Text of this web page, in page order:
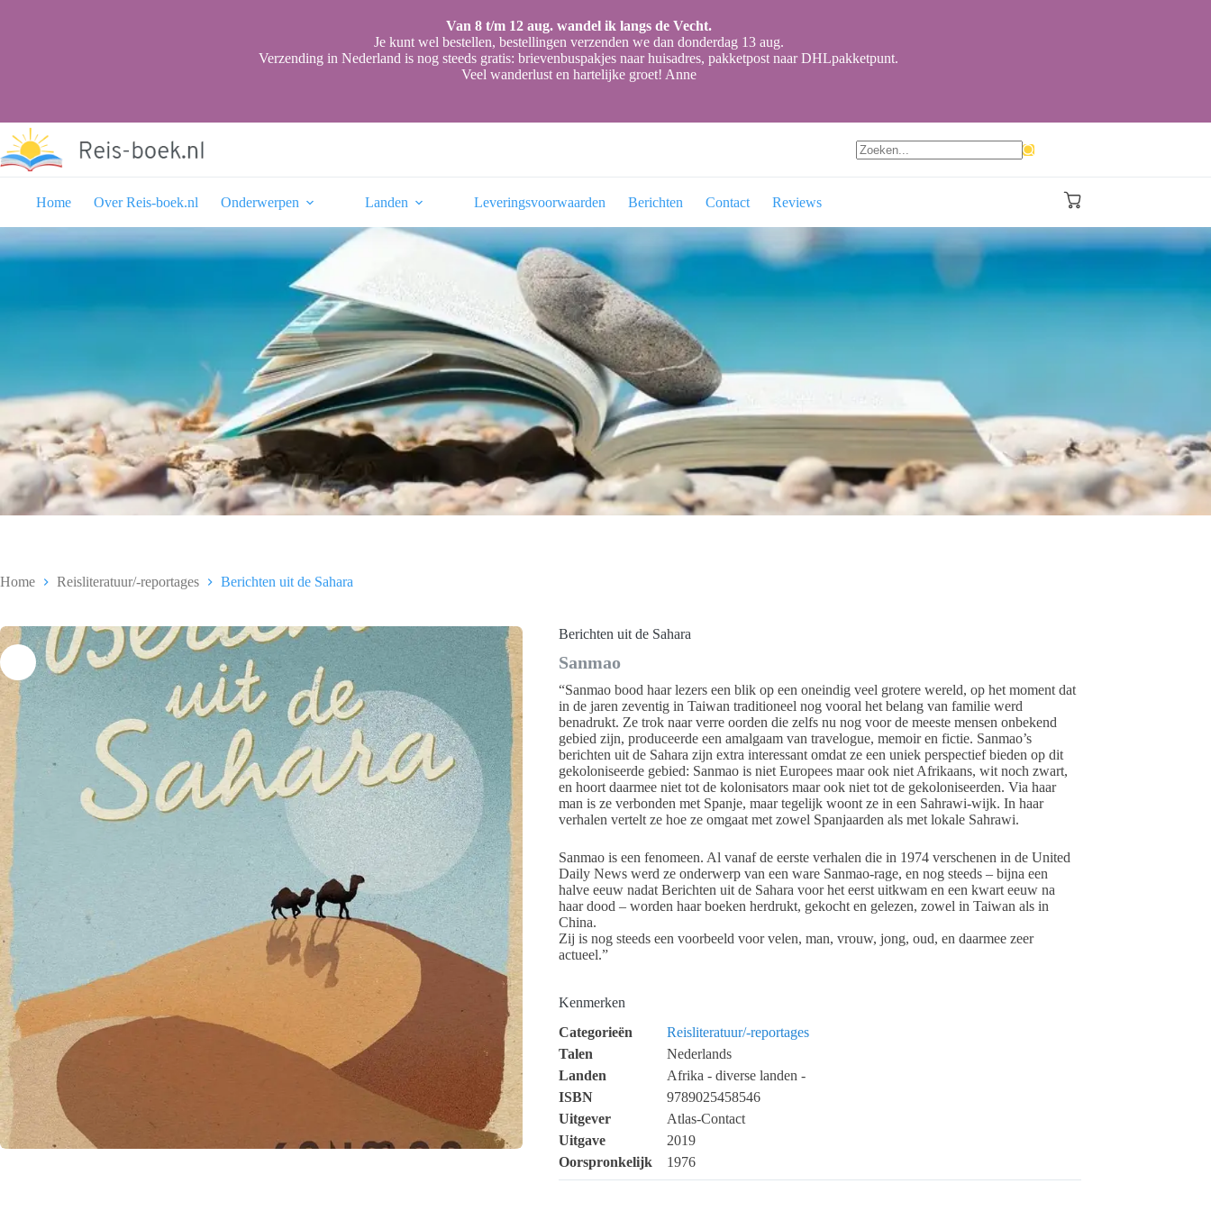
Van 8 t/m 12 aug. wandel ik langs de Vecht.
Je kunt wel bestellen, bestellingen verzenden we dan donderdag 13 aug.
Verzending in Nederland is nog steeds gratis: brievenbuspakjes naar huisadres, pakketpost naar DHLpakketpunt.
Veel wanderlust en hartelijke groet! Anne
Home
Over Reis-boek.nl Onderwerpen Landen Leveringsvoorwaarden Berichten Contact Reviews Winkelwagen
Home Reisliteratuur/-reportages Berichten uit de Sahara
Berichten uit de Sahara
Sanmao
“Sanmao bood haar lezers een blik op een oneindig veel grotere wereld, op het moment dat
in de jaren zeventig in Taiwan traditioneel nog vooral het belang van familie werd
benadrukt. Ze trok naar verre oorden die zelfs nu nog voor de meeste mensen onbekend
gebied zijn, produceerde een amalgaam van travelogue, memoir en fictie. Sanmao’s
berichten uit de Sahara zijn extra interessant omdat ze een uniek perspectief bieden op dit
gekoloniseerde gebied: Sanmao is niet Europees maar ook niet Afrikaans, wit noch zwart,
en hoort daarmee niet tot de kolonisators maar ook niet tot de gekoloniseerden. Via haar
man is ze verbonden met Spanje, maar tegelijk woont ze in een Sahrawi-wijk. In haar
verhalen vertelt ze hoe ze omgaat met zowel Spanjaarden als met lokale Sahrawi.
Sanmao is een fenomeen. Al vanaf de eerste verhalen die in 1974 verschenen in de United
Daily News werd ze onderwerp van een ware Sanmao-rage, en nog steeds – bijna een
halve eeuw nadat Berichten uit de Sahara voor het eerst uitkwam en een kwart eeuw na
haar dood – worden haar boeken herdrukt, gekocht en gelezen, zowel in Taiwan als in
China.
Zij is nog steeds een voorbeeld voor velen, man, vrouw, jong, oud, en daarmee zeer
actueel.”
Kenmerken
Categorieën
Reisliteratuur/-reportages
Talen
Nederlands
Landen
Afrika - diverse landen -
ISBN
9789025458546
Uitgever
Atlas-Contact
Uitgave
2019
Oorspronkelijk
1976